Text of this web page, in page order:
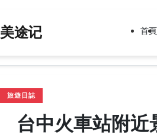
美途记 首頁
旅遊日誌
台中火車站附近